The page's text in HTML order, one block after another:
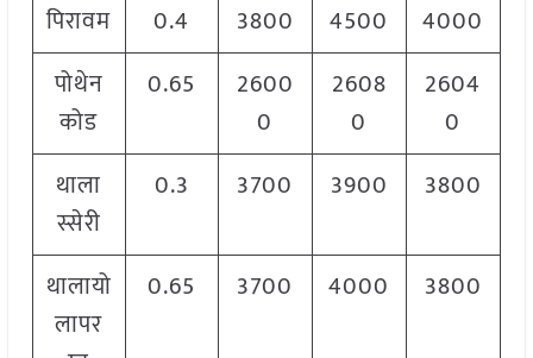
पिरावम
0.4 3800 4500
4000
पोथेन
कोड
0.65
2600
0
2608
0
2604
0
थाला
स्सेरी
0.3 3700 3900 3800
थालायो
लापर
0.65 3700 4000 3800